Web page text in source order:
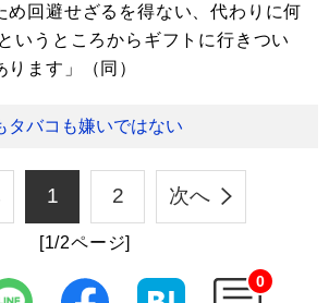
め回避せざるを得ない、代わりに何
いうところからギフトに行きつい
ます」（同）
タバコも嫌いではない
1 2 次へ
[1/2ページ]
0